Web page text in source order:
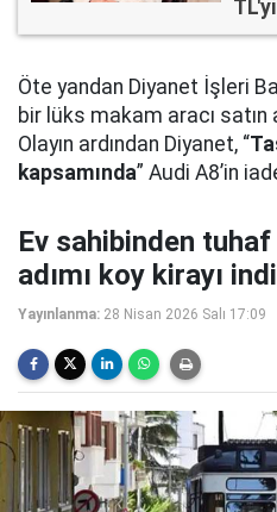
Öte yandan Diyanet İşleri
bir lüks makam aracı satın
Olayın ardından Diyanet, “
kapsamında” Audi A8’in
Ev sahibinden
adımı koy kirayı
Yayınlanma: 28 Nisan 2026 Salı 17:09